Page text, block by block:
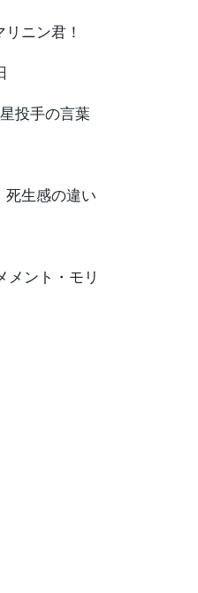
ニン君！
投手の言葉
生感の違い
ント・モリ